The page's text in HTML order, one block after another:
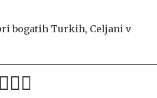
bogatih Turkih, Celjani v